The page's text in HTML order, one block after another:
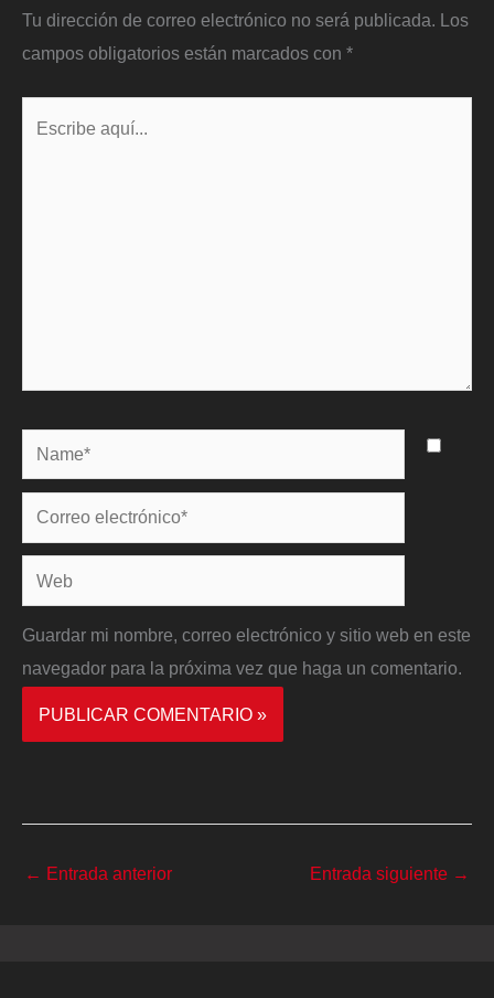
Tu dirección de correo electrónico no será publicada. Los
campos obligatorios están marcados con *
Name*
Correo
electrónico*
Web
Guardar mi nombre, correo electrónico y sitio web en este
navegador para la próxima vez que haga un comentario.
← Entrada anterior Entrada siguiente →